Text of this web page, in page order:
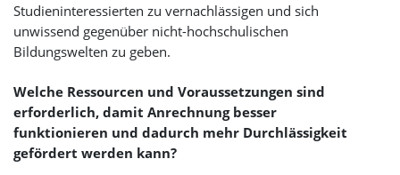
Studieninteressierten zu vernachlässigen und sich
unwissend gegenüber nicht-hochschulischen
Bildungswelten zu geben.
Welche Ressourcen und Voraussetzungen sind
erforderlich, damit Anrechnung besser
funktionieren und dadurch mehr Durchlässigkeit
gefördert werden kann?